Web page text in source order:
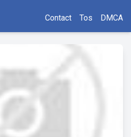
Contact Tos DMCA